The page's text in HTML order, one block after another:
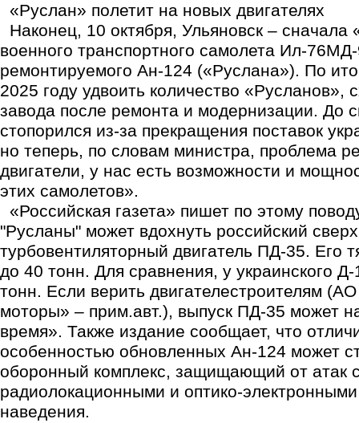
«Руслан» полетит на новых двигателях
Наконец, 10 октября, Ульяновск – сначала
военного транспортного самолета Ил-
ремонтируемого Ан-124 («Руслана»). По
2025 году удвоить количество «Русланов»,
завода после ремонта и модернизации. До
стопорился из-за прекращения поставок
но теперь, по словам министра, проблема
двигатели, у нас есть возможности и
этих самолетов».
«Российская газета» пишет по этому
"Русланы" может вдохнуть российский
турбовентиляторный двигатель ПД-35. Его
до 40 тонн. Для сравнения, у украинского
тонн. Если верить двигателестроителям
моторы» – прим.авт.), выпуск ПД-35 может
время». Также издание сообщает, что
особенностью обновленных Ан-124 может
оборонный комплекс, защищающий от атак
радиолокационными и оптико-
наведения.